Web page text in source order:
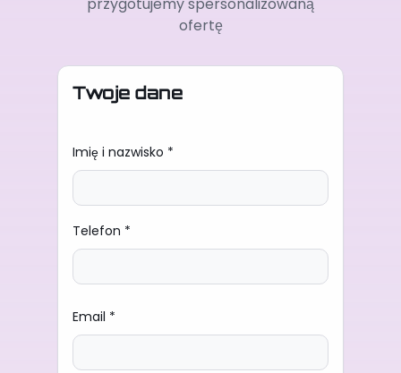
ofertę
Twoje dane
Imię i nazwisko *
Telefon *
Email *